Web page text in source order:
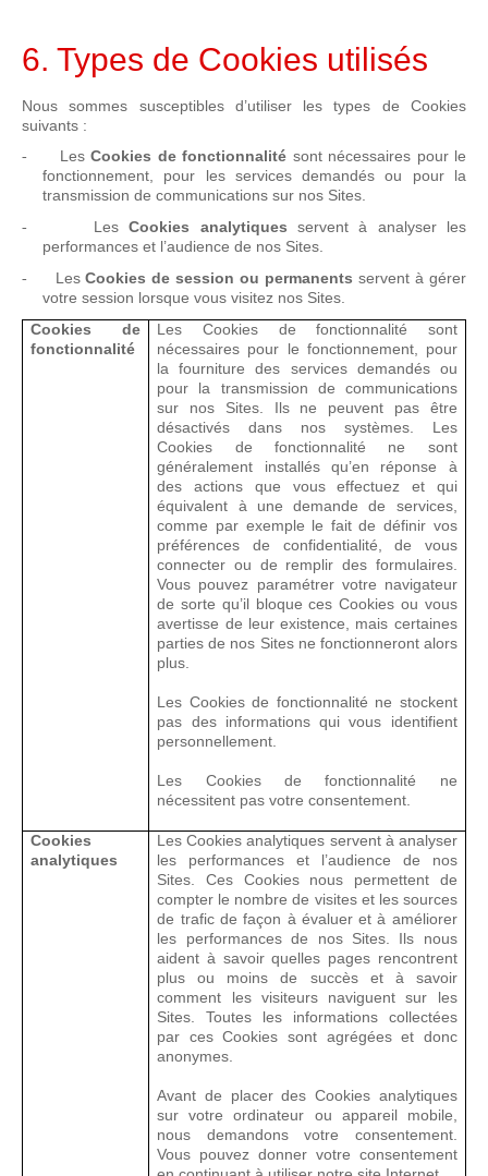
6. Types de Cookies utilisés
Nous sommes susceptibles d’utiliser les types de Cookies
suivants :
- LesCookies de fonctionnalité sont nécessaires pour le
fonctionnement, pour les services demandés ou pour la
transmission de communications sur nos Sites.
- LesCookies analytiques servent à analyser les
performances et l’audience de nos Sites.
- LesCookies de session ou permanents servent à gérer
votre session lorsque vous visitez nos Sites.
Cookies de
fonctionnalité
Les Cookies de fonctionnalité sont
nécessaires pour le fonctionnement, pour
la fourniture des services demandés ou
pour la transmission de communications
sur nos Sites. Ils ne peuvent pas être
désactivés dans nos systèmes. Les
Cookies de fonctionnalité ne sont
généralement installés qu’en réponse à
des actions que vous effectuez et qui
équivalent à une demande de services,
comme par exemple le fait de définir vos
préférences de confidentialité, de vous
connecter ou de remplir des formulaires.
Vous pouvez paramétrer votre navigateur
de sorte qu’il bloque ces Cookies ou vous
avertisse de leur existence, mais certaines
parties de nos Sites ne fonctionneront alors
plus.
Les Cookies de fonctionnalité ne stockent
pas des informations qui vous identifient
personnellement.
Les Cookies de fonctionnalité ne
nécessitent pas votre consentement.
Cookies
analytiques
Les Cookies analytiques servent à analyser
les performances et l’audience de nos
Sites. Ces Cookies nous permettent de
compter le nombre de visites et les sources
de trafic de façon à évaluer et à améliorer
les performances de nos Sites. Ils nous
aident à savoir quelles pages rencontrent
plus ou moins de succès et à savoir
comment les visiteurs naviguent sur les
Sites. Toutes les informations collectées
par ces Cookies sont agrégées et donc
anonymes.
Avant de placer des Cookies analytiques
sur votre ordinateur ou appareil mobile,
nous demandons votre consentement.
Vous pouvez donner votre consentement